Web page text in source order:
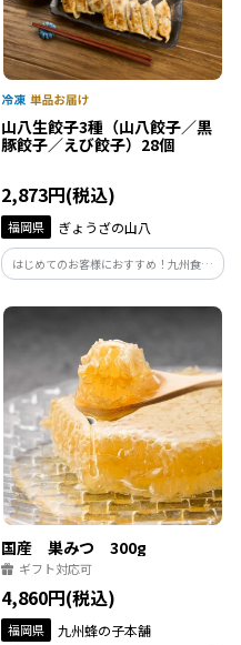
山八生餃子3種（山八餃子／黒
豚餃子／えび餃子）28個
2,873円(税込)
福岡県 ぎょうざの山八
はじめてのお客様におすすめ！九州食材
をふんだんに使った餃子専門店「ぎょう
ざの山八」が手がける、人気の3種セッ
子、まるごとえび餃子。まずはお試しで
ご自宅用にどうぞ。
国産 巣みつ 300g
ギフト対応可
4,860円(税込)
福岡県 九州蜂の子本舗